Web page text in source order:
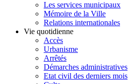
Les services municipaux
Mémoire de la Ville
Relations internationales
Vie quotidienne
Accès
Urbanisme
Arrêtés
Démarches administratives
Etat civil des derniers mois